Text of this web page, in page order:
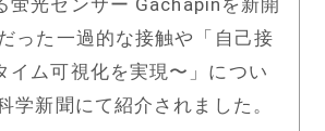
った一過的な接触や「自己接
イム可視化を実現〜」につい
学新聞にて紹介されました。